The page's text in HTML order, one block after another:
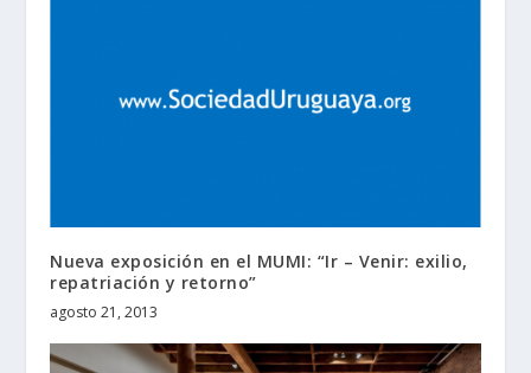
Nueva exposición en el MUMI: “Ir – Venir: exilio,
repatriación y retorno”
agosto 21, 2013